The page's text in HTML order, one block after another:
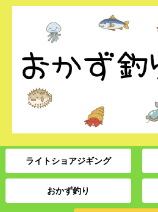
ライトショアジギング
おかず釣り